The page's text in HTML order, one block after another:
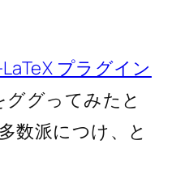
プラグイン
グってみたと
数派につけ、と